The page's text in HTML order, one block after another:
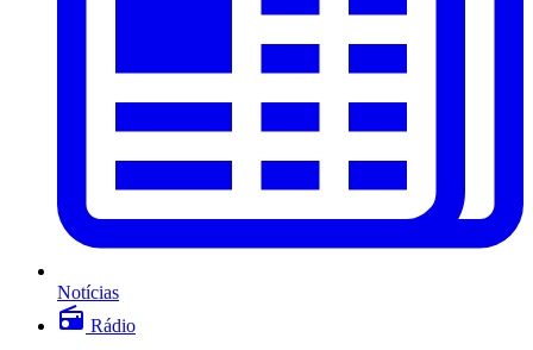
Notícias
Rádio